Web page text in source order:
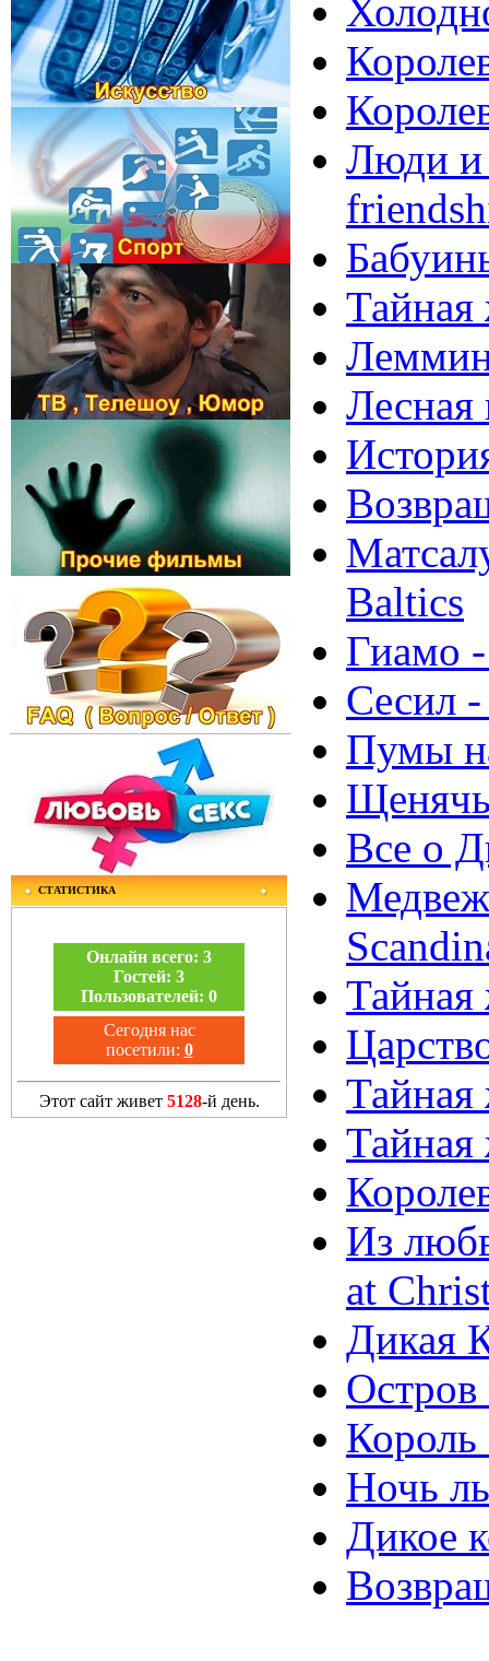
СТАТИСТИКА
Онлайн всего: 3
Гостей: 3
Пользователей: 0
Сегодня нас
посетили: 0
Этот сайт живет 5128-й день.
Люди и
Лесная
Baltics
Гиамо
Сесил
Пумы
Все о
Тайная
Тайная
Тайная
Из
at
Дикая
Ночь
Дикое